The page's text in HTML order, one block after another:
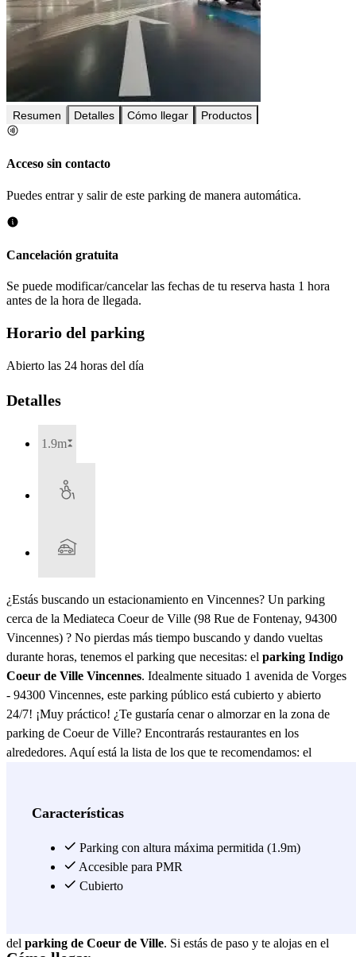
Resumen Detalles Cómo llegar Productos
Acceso sin contacto
Puedes entrar y salir de este parking de manera automática.
Cancelación gratuita
Se puede modificar/cancelar las fechas de tu reserva hasta 1 hora
antes de la hora de llegada.
Horario del parking
Abierto las 24 horas del día
Detalles
1.9m
¿Estás buscando un estacionamiento en Vincennes? Un parking
cerca de la Mediateca Coeur de Ville (98 Rue de Fontenay, 94300
Vincennes) ? No pierdas más tiempo buscando y dando vueltas
durante horas, tenemos el parking que necesitas: el parking Indigo
Coeur de Ville Vincennes. Idealmente situado 1 avenida de Vorges
- 94300 Vincennes, este parking público está cubierto y abierto
24/7! ¡Muy práctico! ¿Te gustaría cenar o almorzar en la zona de
parking de Coeur de Ville? Encontrarás restaurantes en los
alrededores. Aquí está la lista de los que te recomendamos: el
94300 Vincennes), La Caz' à Pizza (2 Avenue de Vorges, 94300
Vincennes), el Megna Buffet À Volonté (49 Rue de Fontenay,
94300 Vincennes), el restaurante Le CO2 (2 Rue de l'Église, 94300
Vincennes), el restaurante Comtesse du Barry (34 Avenue du
del parking de Coeur de Ville. Si estás de paso y te alojas en el
Características
Parking con altura máxima permitida (1.9m)
Accesible para PMR
Cubierto